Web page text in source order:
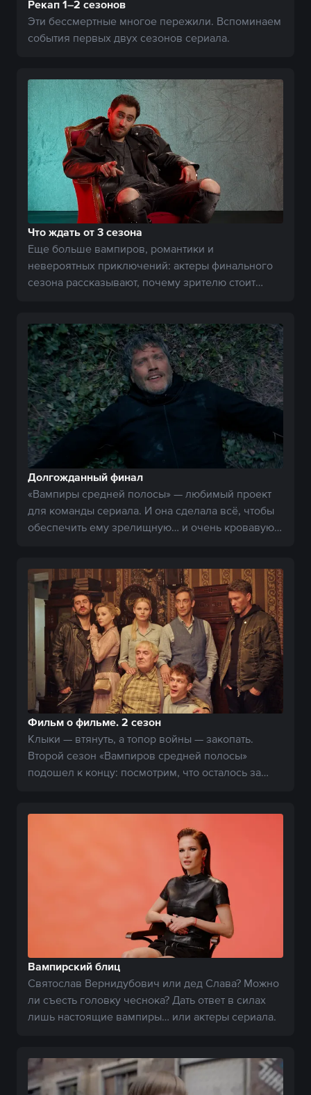
Рекап 1–2 сезонов
Эти бессмертные многое пережили. Вспоминаем
события первых двух сезонов сериала.
Что ждать от 3 сезона
Еще больше вампиров, романтики и
невероятных приключений: актеры финального
сезона рассказывают, почему зрителю стоит
Долгожданный финал
«Вампиры средней полосы» — любимый проект
для команды сериала. И она сделала всё, чтобы
обеспечить ему зрелищную… и очень кровавую
Фильм о фильме. 2 сезон
Клыки — втянуть, а топор войны — закопать.
Второй сезон «Вампиров средней полосы»
подошел к концу: посмотрим, что осталось за
Вампирский блиц
Святослав Вернидубович или дед Слава? Можно
ли съесть головку чеснока? Дать ответ в силах
лишь настоящие вампиры… или актеры сериала.